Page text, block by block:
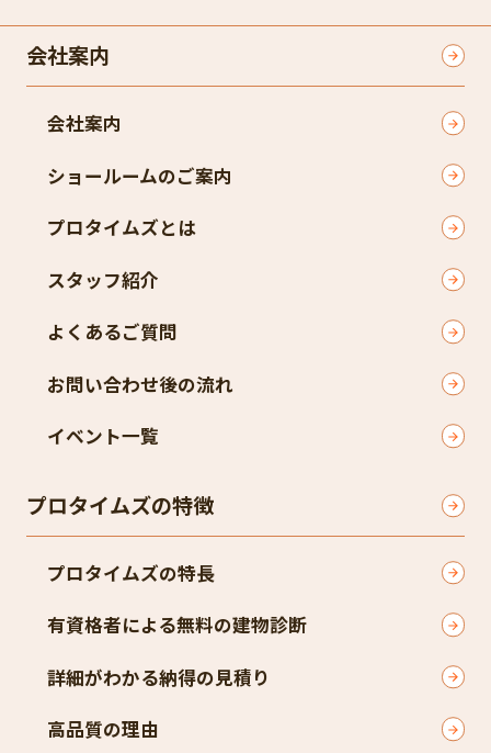
会社案内
会社案内
ショールームのご案内
プロタイムズとは
スタッフ紹介
よくあるご質問
お問い合わせ後の流れ
イベント一覧
プロタイムズの特徴
プロタイムズの特長
有資格者による無料の建物診断
詳細がわかる納得の見積り
高品質の理由